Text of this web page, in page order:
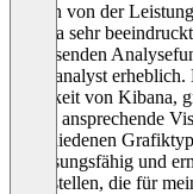
Ich bin von der
Kibana sehr
umfassenden
Datenanalyst
Fähigkeit von Kibana,
und in ansprechende
verschiedenen
anpassungsfähig und
darzustellen, die für